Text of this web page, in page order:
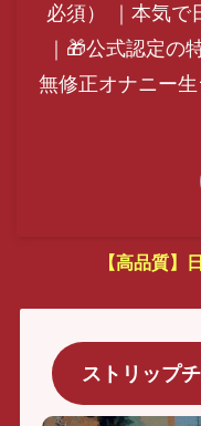
必須） ｜本気で
｜🎁公式認定の
無修正オナニー
【高品質】
ストリップ